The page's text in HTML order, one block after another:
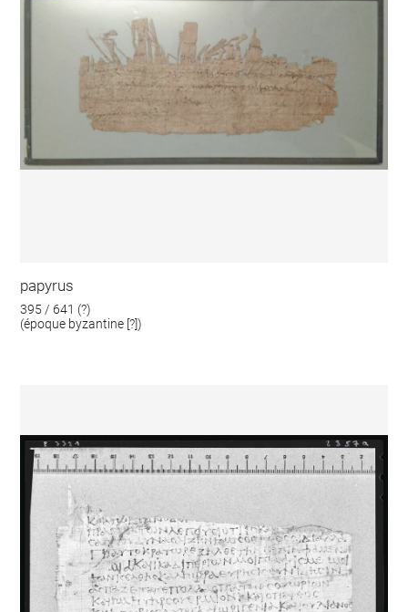
papyrus
395 / 641 (?)
(époque byzantine [?])